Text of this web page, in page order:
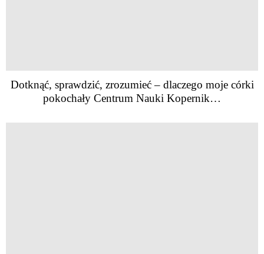
Dotknąć, sprawdzić, zrozumieć – dlaczego moje córki
pokochały Centrum Nauki Kopernik…